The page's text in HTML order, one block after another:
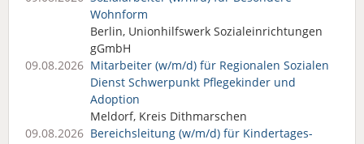
Wohnform
Berlin, Unionhilfswerk Sozialeinrichtungen
gGmbH
09.08.2026 Mitarbeiter (w/m/d) für Regionalen Sozialen
Dienst Schwerpunkt Pflegekinder und
Adoption
Meldorf, Kreis Dithmarschen
09.08.2026 Bereichsleitung (w/m/d) für Kindertages­